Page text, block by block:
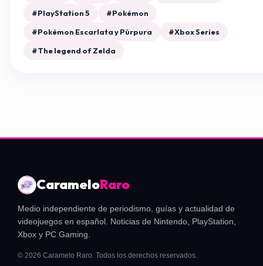
#PlayStation 5
#Pokémon
#Pokémon Escarlata y Púrpura
#Xbox Series
#The legend of Zelda
CarameloRaro
Medio independiente de periodismo, guías y actualidad de
videojuegos en español. Noticias de Nintendo, PlayStation,
Xbox y PC Gaming.
© 2026 Caramelo Raro. Todos los derechos reservados.